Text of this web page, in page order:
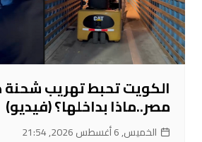
الكويت تحبط تهريب
مصر..ماذا بداخلها؟ (فيديو)
الخميس, 6 أغسطس 2026, 21:54